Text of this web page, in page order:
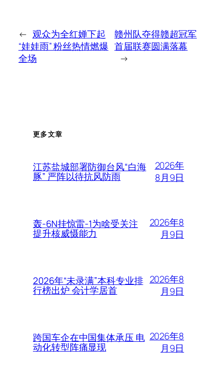
← 观众为全红婵下起
“娃娃雨” 粉丝热情燃爆
全场
赣州队夺得赣超冠军
首届联赛圆满落幕
→
更多文章
江苏盐城部署防御台风“白海
豚” 严阵以待抗风防雨
2026年
8月9日
轰-6N挂惊雷-1为啥受关注
提升核威慑能力
2026年8
月9日
2026年“未录满”本科专业排
行榜出炉 会计学居首
2026年8
月9日
跨国车企在中国集体承压 电
动化转型阵痛显现
2026年8
月9日